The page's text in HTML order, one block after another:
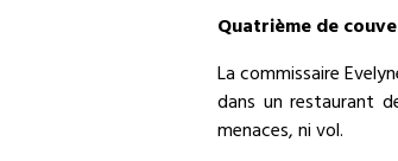
Quatrième de
La commissaire
dans un restaurant
menaces, ni vol.